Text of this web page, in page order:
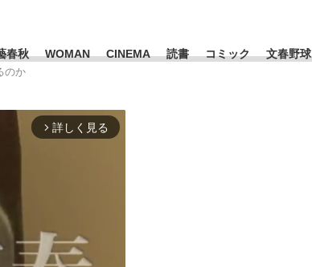
春秋 WOMAN CINEMA 読書 コミック 文春野球
岡毅
のか
arrow_forward_ios 詳しく見る